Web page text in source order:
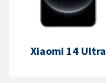
Xiaomi 14 Ultra